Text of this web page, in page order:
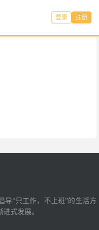
登录 注册
导“只工作，不上班”的生活方
式发展。